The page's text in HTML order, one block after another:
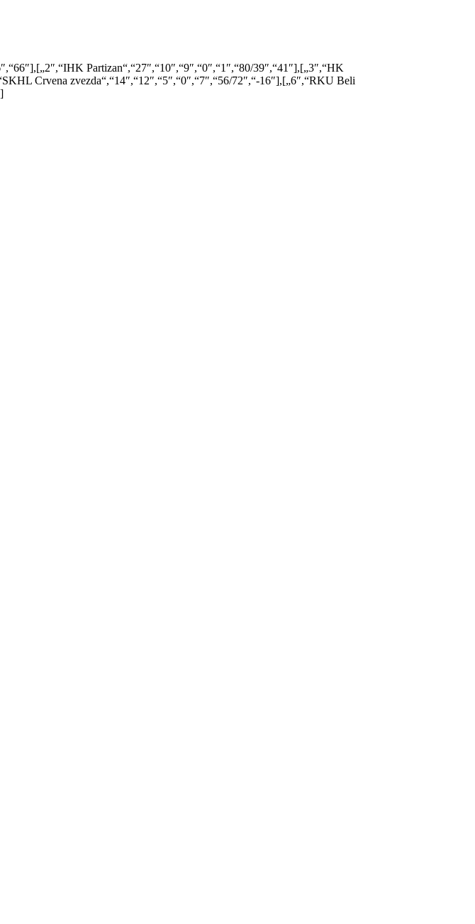
Partizan“,“27″,“10″,“9″,“0″,“1″,“80/39″,“41″],[„3″,“HK
Crvena zvezda“,“14″,“12″,“5″,“0″,“7″,“56/72″,“-16″],[„6″,“RKU Beli